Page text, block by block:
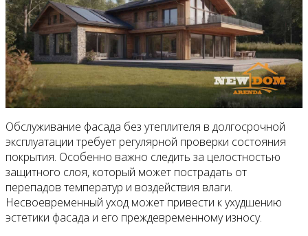
Обслуживание фасада без утеплителя в долгосрочной
эксплуатации требует регулярной проверки состояния
покрытия. Особенно важно следить за целостностью
защитного слоя, который может пострадать от
перепадов температур и воздействия влаги.
Несвоевременный уход может привести к ухудшению
эстетики фасада и его преждевременному износу.